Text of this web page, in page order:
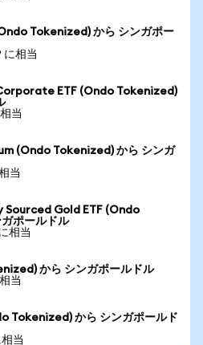
Tokenized) から シンガポー
に相当
ETF (Ondo Tokenized)
当
(Ondo Tokenized) から シンガ
当
Sourced Gold ETF (Ondo
ポールドル
相当
から シンガポールドル
当
Tokenized) から シンガポールド
当